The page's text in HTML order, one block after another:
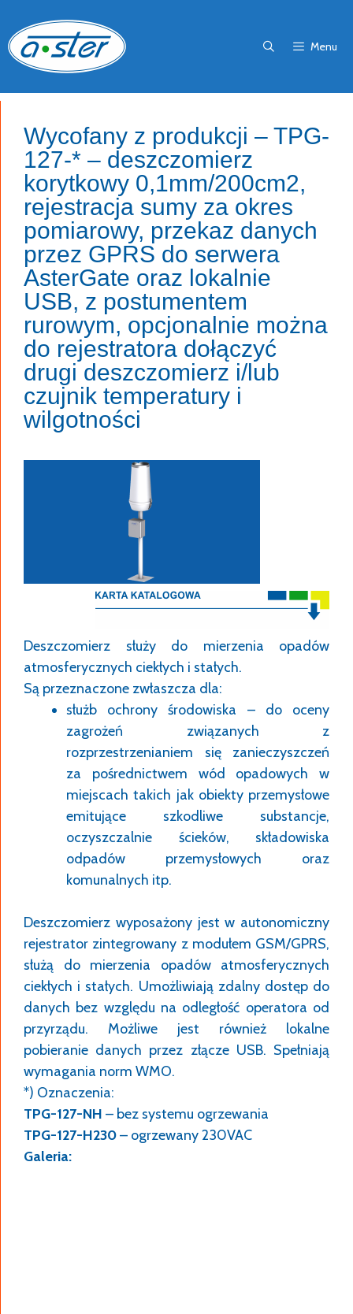
do
treści
Menu
Wycofany z produkcji – TPG-
127-* – deszczomierz
korytkowy 0,1mm/200cm2,
rejestracja sumy za okres
pomiarowy, przekaz danych
przez GPRS do serwera
AsterGate oraz lokalnie
USB, z postumentem
rurowym, opcjonalnie można
do rejestratora dołączyć
drugi deszczomierz i/lub
czujnik temperatury i
wilgotności
Deszczomierz służy do mierzenia opadów
atmosferycznych ciekłych i stałych.
Są przeznaczone zwłaszcza dla:
służb ochrony środowiska – do oceny
zagrożeń związanych z
rozprzestrzenianiem się zanieczyszczeń
za pośrednictwem wód opadowych w
miejscach takich jak obiekty przemysłowe
emitujące szkodliwe substancje,
oczyszczalnie ścieków, składowiska
odpadów przemysłowych oraz
komunalnych itp.
Deszczomierz wyposażony jest w autonomiczny
rejestrator zintegrowany z modułem GSM/GPRS,
służą do mierzenia opadów atmosferycznych
ciekłych i stałych. Umożliwiają zdalny dostęp do
danych bez względu na odległość operatora od
przyrządu. Możliwe jest również lokalne
pobieranie danych przez złącze USB. Spełniają
wymagania norm WMO.
*) Oznaczenia:
TPG-127-NH – bez systemu ogrzewania
TPG-127-H230– ogrzewany 230VAC
Galeria: